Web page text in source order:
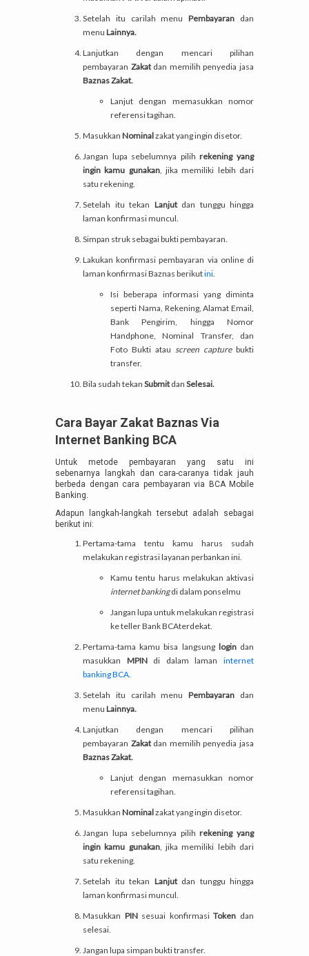
Setelah itu carilah menuPembayaran dan
menu Lainnya.
Lanjutkan dengan mencari pilihan
pembayaran Zakat dan memilih penyedia jasa
Baznas Zakat.
Lanjut dengan memasukkan nomor
referensi tagihan.
Masukkan Nominalzakat yang ingin disetor.
Jangan lupa sebelumnya pilihrekening yang
ingin kamu gunakan, jika memiliki lebih dari
satu rekening.
Setelah itu tekan Lanjut dan tunggu hingga
laman konfirmasi muncul.
Simpan struk sebagai bukti pembayaran.
Lakukan konfirmasi pembayaran via online di
laman konfirmasi Baznas berikutini
Isi beberapa informasi yang diminta
seperti Nama, Rekening, Alamat Email,
Bank Pengirim, hingga Nomor
Handphone, Nominal Transfer, dan
Foto Bukti atau screen capture bukti
transfer.
Bila sudah tekan Submitdan Selesai.
Cara Bayar Zakat Baznas Via
Internet Banking BCA
Untuk metode pembayaran yang satu ini
sebenarnya langkah dan cara-caranya tidak jauh
berbeda dengan cara pembayaran via BCA Mobile
Banking.
Adapun langkah-langkah tersebut adalah sebagai
berikut ini:
Pertama-tama tentu kamu harus sudah
melakukan registrasi layanan perbankan ini.
Kamu tentu harus melakukan aktivasi
internet bankingdi dalam ponselmu
Jangan lupa untuk melakukan registrasi
ke teller Bank BCAterdekat.
Pertama-tama kamu bisa langsung login dan
masukkan MPIN di dalam laman internet
banking BCA.
Setelah itu carilah menuPembayaran dan
menu Lainnya.
Lanjutkan dengan mencari pilihan
pembayaran Zakat dan memilih penyedia jasa
Baznas Zakat.
Lanjut dengan memasukkan nomor
referensi tagihan.
Masukkan Nominalzakat yang ingin disetor.
Jangan lupa sebelumnya pilihrekening yang
ingin kamu gunakan, jika memiliki lebih dari
satu rekening.
Setelah itu tekan Lanjut dan tunggu hingga
laman konfirmasi muncul.
Masukkan PINsesuai konfirmasiToken dan
selesai.
Jangan lupa simpan bukti transfer.